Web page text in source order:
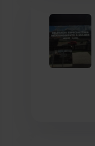
Cordeiros
Dom Basílio